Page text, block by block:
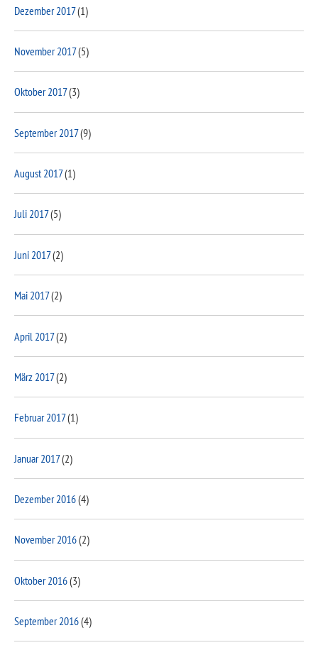
Dezember 2017(1)
November 2017(5)
Oktober 2017(3)
September 2017(9)
August 2017(1)
Juli 2017(5)
Juni 2017(2)
Mai 2017(2)
April 2017(2)
März 2017(2)
Februar 2017(1)
Januar 2017(2)
Dezember 2016(4)
November 2016(2)
Oktober 2016(3)
September 2016(4)